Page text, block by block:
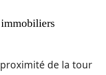
de la tour